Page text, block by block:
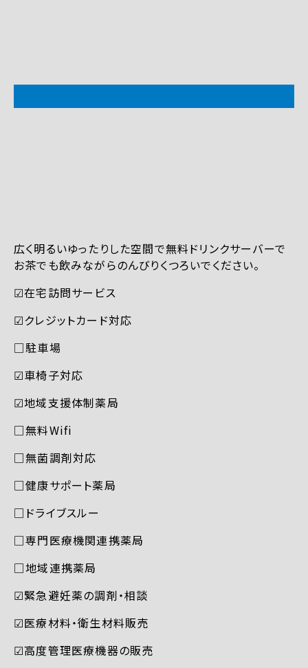
広く明るいゆったりした空間で無料ドリンクサーバーで
お茶でも飲みながらのんびりくつろいでください。
☑︎在宅訪問サービス
☑︎クレジットカード対応
□駐車場
☑︎車椅子対応
☑︎地域支援体制薬局
□無料Wifi
□無菌調剤対応
□健康サポート薬局
□ドライブスルー
□専門医療機関連携薬局
□地域連携薬局
☑︎緊急避妊薬の調剤・相談
☑︎医療材料・衛生材料販売
☑︎高度管理医療機器の販売